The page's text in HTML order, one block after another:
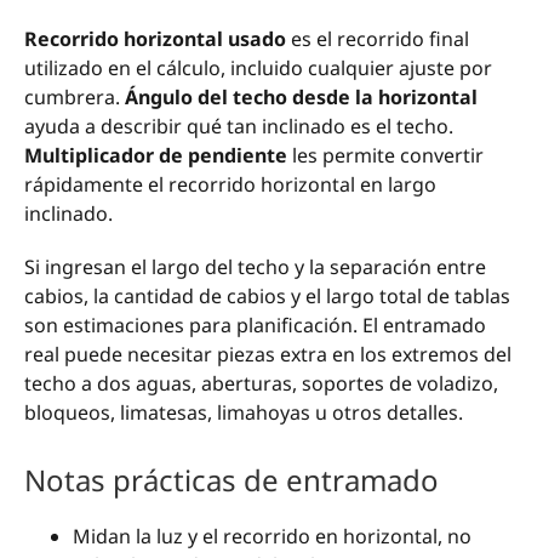
Recorrido horizontal usado es el recorrido final
utilizado en el cálculo, incluido cualquier ajuste por
cumbrera. Ángulo del techo desde la horizontal
ayuda a describir qué tan inclinado es el techo.
Multiplicador de pendiente les permite convertir
rápidamente el recorrido horizontal en largo
inclinado.
Si ingresan el largo del techo y la separación entre
cabios, la cantidad de cabios y el largo total de tablas
son estimaciones para planificación. El entramado
real puede necesitar piezas extra en los extremos del
techo a dos aguas, aberturas, soportes de voladizo,
bloqueos, limatesas, limahoyas u otros detalles.
Notas prácticas de entramado
Midan la luz y el recorrido en horizontal, no